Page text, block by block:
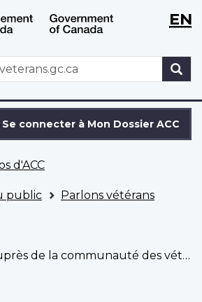
Aller
au
principal
Passer
à
version
HTML
simplifiée
WxT
WxTEN
Se connecter à Mon Dossier ACC
d'ACC
public Parlons vétérans
de la communauté des vétérans